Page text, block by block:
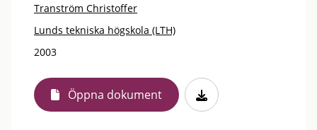
Tranström Christoffer
Lunds tekniska högskola (LTH)
2003
Öppna dokument